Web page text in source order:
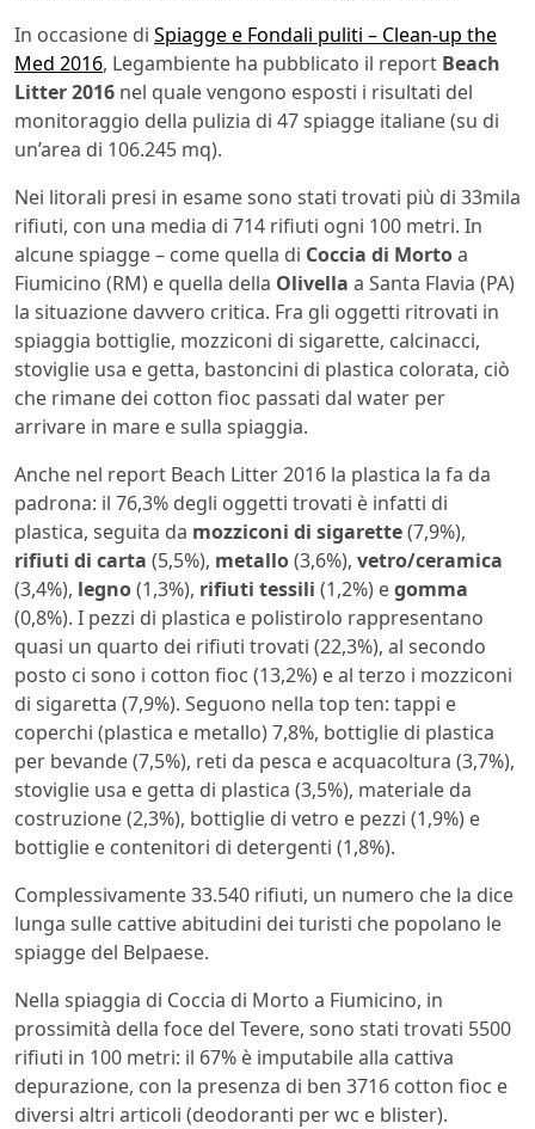
In occasione di Spiagge e Fondali puliti – Clean-up the
Med 2016, Legambiente ha pubblicato il report Beach
Litter 2016 nel quale vengono esposti i risultati del
monitoraggio della pulizia di 47 spiagge italiane (su di
un’area di 106.245 mq).
Nei litorali presi in esame sono stati trovati più di 33mila
rifiuti, con una media di 714 rifiuti ogni 100 metri. In
alcune spiagge – come quella di Coccia di Mortoa
Fiumicino (RM) e quella della Olivella a Santa Flavia (PA)
la situazione davvero critica. Fra gli oggetti ritrovati in
spiaggia bottiglie, mozziconi di sigarette, calcinacci,
stoviglie usa e getta, bastoncini di plastica colorata, ciò
che rimane dei cotton fioc passati dal water per
arrivare in mare e sulla spiaggia.
Anche nel report Beach Litter 2016 la plastica la fa da
padrona: il 76,3% degli oggetti trovati è infatti di
plastica, seguita da mozziconi di sigarette(7,9%),
rifiuti di carta (5,5%), metallo(3,6%), vetro/ceramica
(3,4%), legno(1,3%), rifiuti tessili (1,2%) egomma
(0,8%). I pezzi di plastica e polistirolo rappresentano
quasi un quarto dei rifiuti trovati (22,3%), al secondo
posto ci sono i cotton fioc (13,2%) e al terzo i mozziconi
di sigaretta (7,9%). Seguono nella top ten: tappi e
coperchi (plastica e metallo) 7,8%, bottiglie di plastica
per bevande (7,5%), reti da pesca e acquacoltura (3,7%),
stoviglie usa e getta di plastica (3,5%), materiale da
costruzione (2,3%), bottiglie di vetro e pezzi (1,9%) e
bottiglie e contenitori di detergenti (1,8%).
Complessivamente 33.540 rifiuti, un numero che la dice
lunga sulle cattive abitudini dei turisti che popolano le
spiagge del Belpaese.
Nella spiaggia di Coccia di Morto a Fiumicino, in
prossimità della foce del Tevere, sono stati trovati 5500
rifiuti in 100 metri: il 67% è imputabile alla cattiva
depurazione, con la presenza di ben 3716 cotton fioc e
diversi altri articoli (deodoranti per wc e blister).